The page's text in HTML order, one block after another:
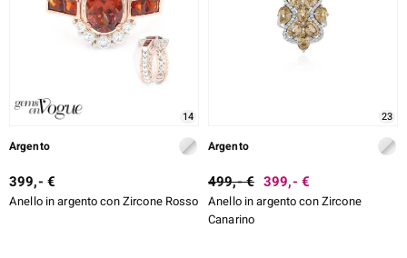
14
Argento
399,- €
Anello in argento con Zircone Rosso
23
Argento
499,- € 399,- €
Anello in argento con Zircone
Canarino